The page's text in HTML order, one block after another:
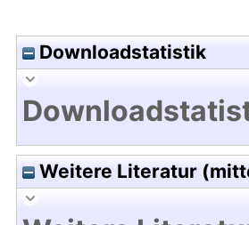
Downloadstatistik
Weitere Literatur